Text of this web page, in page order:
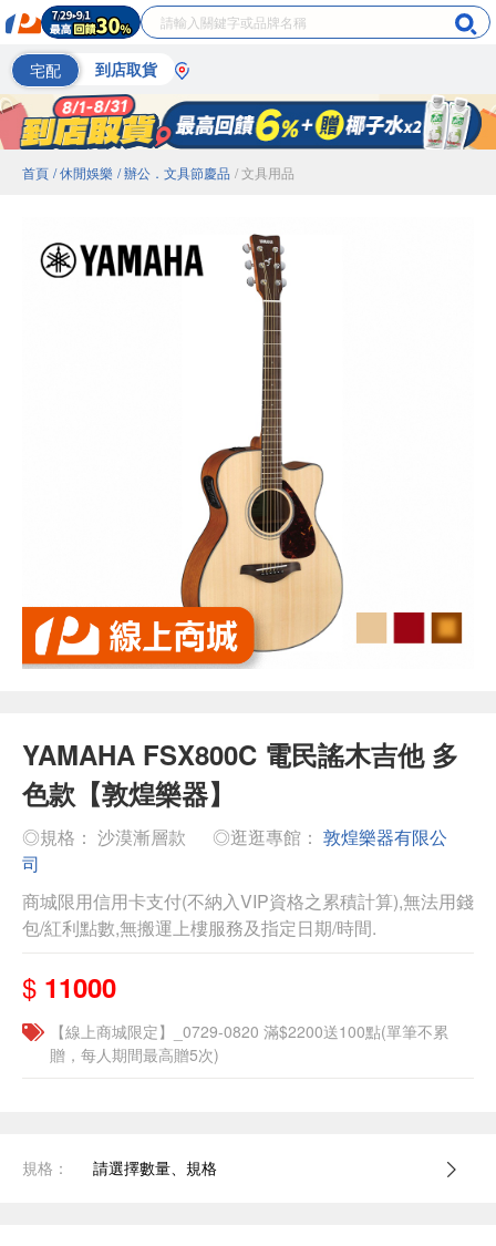
宅配 到店取貨
首頁 / 休閒娛樂 / 辦公．文具節慶品 / 文具用品
YAMAHA FSX800C 電民謠木吉他 多
色款【敦煌樂器】
◎規格： 沙漠漸層款 ◎逛逛專館： 敦煌樂器有限公
司
商城限用信用卡支付(不納入VIP資格之累積計算),無法用錢
包/紅利點數,無搬運上樓服務及指定日期/時間.
$ 11000
【線上商城限定】_0729-0820 滿$2200送100點(單筆不累
贈，每人期間最高贈5次)
規格： 請選擇數量、規格